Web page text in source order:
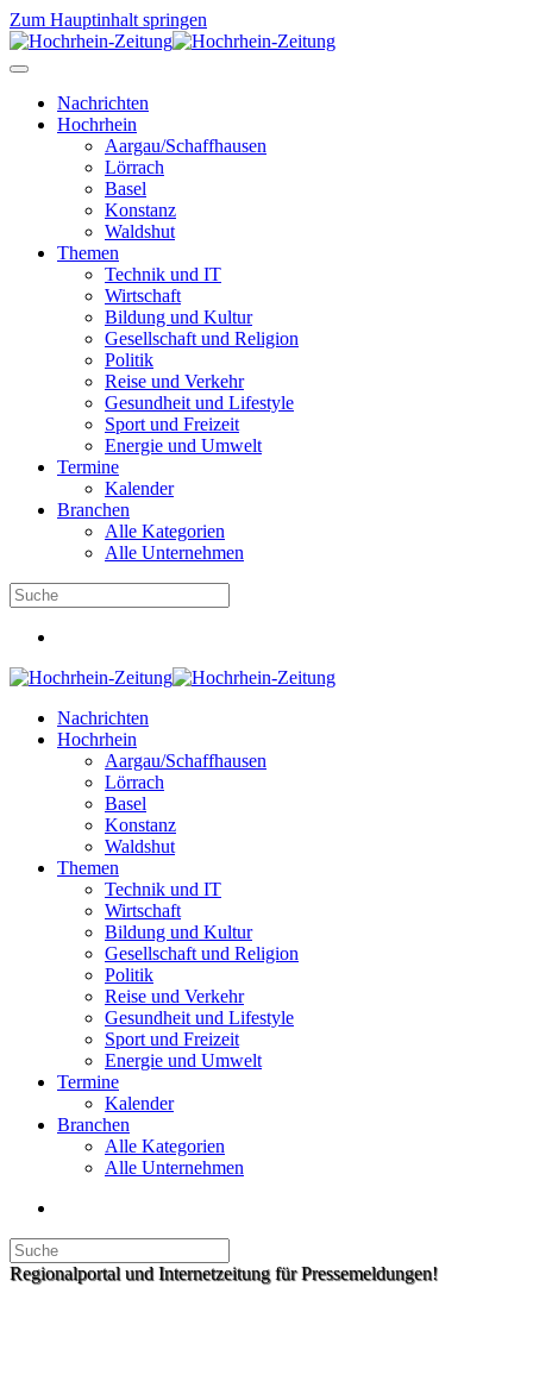
Zum Hauptinhalt springen
Nachrichten
Hochrhein
Aargau/Schaffhausen
Lörrach
Basel
Konstanz
Waldshut
Themen
Technik und IT
Wirtschaft
Bildung und Kultur
Gesellschaft und Religion
Politik
Reise und Verkehr
Gesundheit und Lifestyle
Sport und Freizeit
Energie und Umwelt
Termine
Kalender
Branchen
Alle Kategorien
Alle Unternehmen
Nachrichten
Hochrhein
Aargau/Schaffhausen
Lörrach
Basel
Konstanz
Waldshut
Themen
Technik und IT
Wirtschaft
Bildung und Kultur
Gesellschaft und Religion
Politik
Reise und Verkehr
Gesundheit und Lifestyle
Sport und Freizeit
Energie und Umwelt
Termine
Kalender
Branchen
Alle Kategorien
Alle Unternehmen
Regionalportal und Internetzeitung für Pressemeldungen!